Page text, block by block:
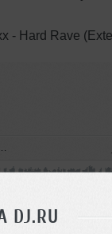
DJ.RU
- Hard Rave